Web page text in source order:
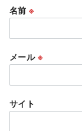
名前※
メール ※
サイト